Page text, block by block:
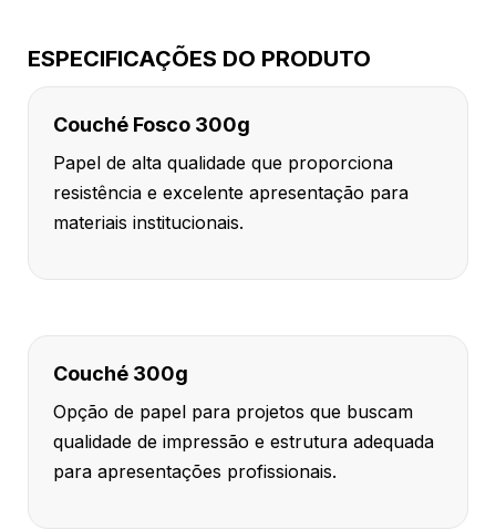
ESPECIFICAÇÕES DO PRODUTO
Couché Fosco 300g
Papel de alta qualidade que proporciona
resistência e excelente apresentação para
materiais institucionais.
Couché 300g
Opção de papel para projetos que buscam
qualidade de impressão e estrutura adequada
para apresentações profissionais.